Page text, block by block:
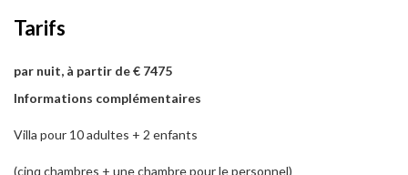
Tarifs
par nuit, à partir de € 7475
Informations complémentaires
Villa pour 10 adultes + 2 enfants
(cinq chambres + une chambre pour le personnel)